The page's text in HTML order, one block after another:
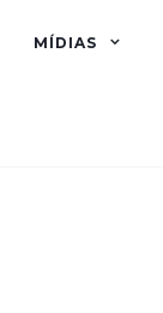
MÍDIAS